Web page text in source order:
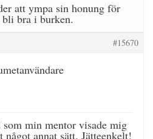
att ympa sin honung för
bra i burken.
#15670
min mentor visade mig
något annat sätt. Jätteenkelt!